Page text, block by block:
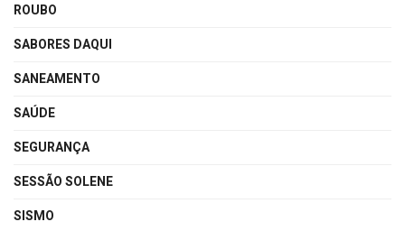
ROUBO
SABORES DAQUI
SANEAMENTO
SAÚDE
SEGURANÇA
SESSÃO SOLENE
SISMO